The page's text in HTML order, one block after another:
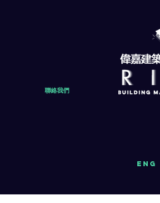
聯絡我們
eng